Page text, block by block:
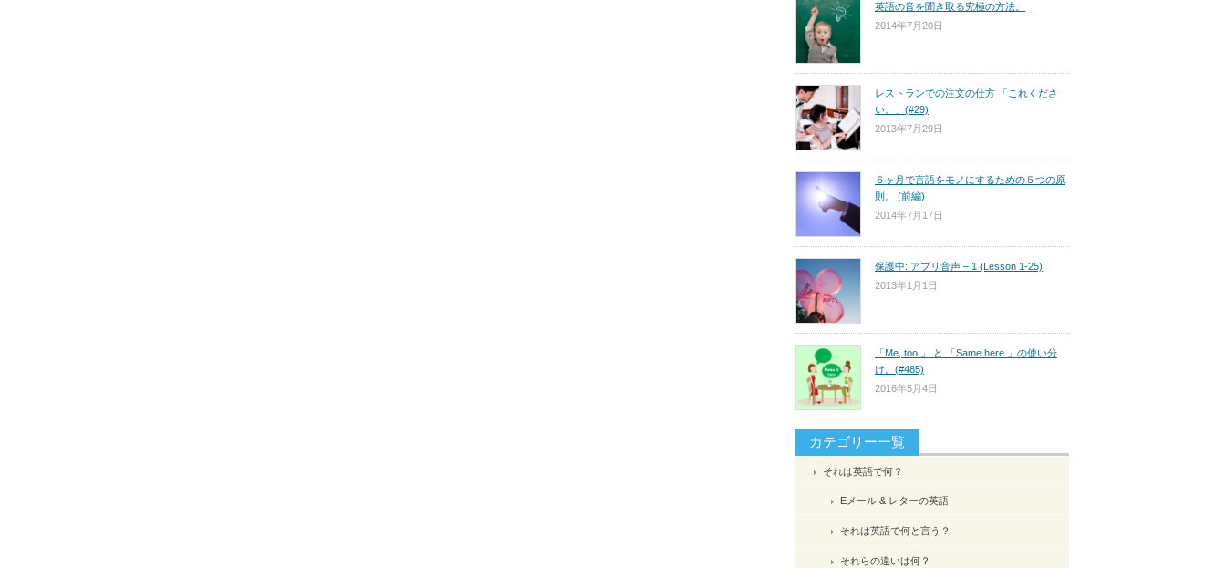
英語の音を聞き取る究極の方法。
2014年7月20日
レストランでの注文の仕方 「これくださ
い。」(#29)
2013年7月29日
６ヶ月で言語をモノにするための５つの原
則。 (前編)
2014年7月17日
保護中: アプリ音声 – 1 (Lesson 1-25)
2013年1月1日
「Me, too.」 と 「Same here.」の使い分
け。(#485)
2016年5月4日
カテゴリー一覧
それは英語で何？
Eメール & レターの英語
それは英語で何と言う？
それらの違いは何？